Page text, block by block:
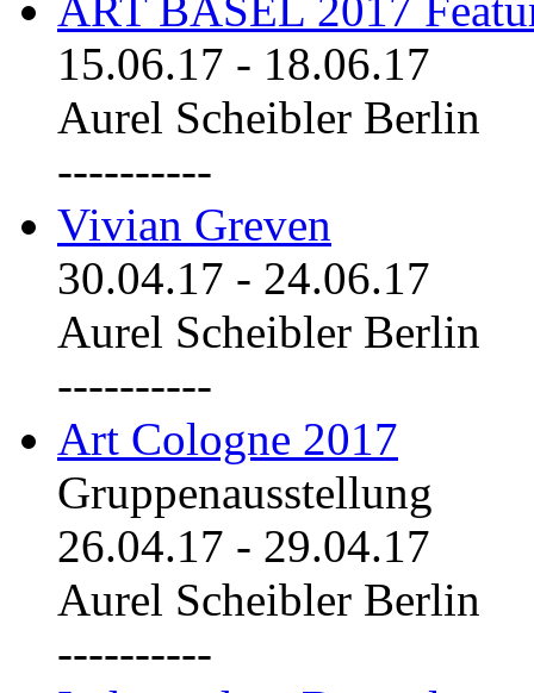
15.06.17 - 18.06.17
Aurel Scheibler Berlin
----------
Vivian Greven
30.04.17 - 24.06.17
Aurel Scheibler Berlin
----------
Art Cologne 2017
Gruppenausstellung
26.04.17 - 29.04.17
Aurel Scheibler Berlin
----------